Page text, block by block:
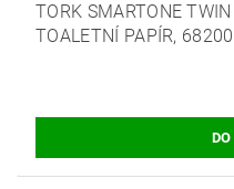
TORK SMARTONE
TOALETNÍ PAPÍR,